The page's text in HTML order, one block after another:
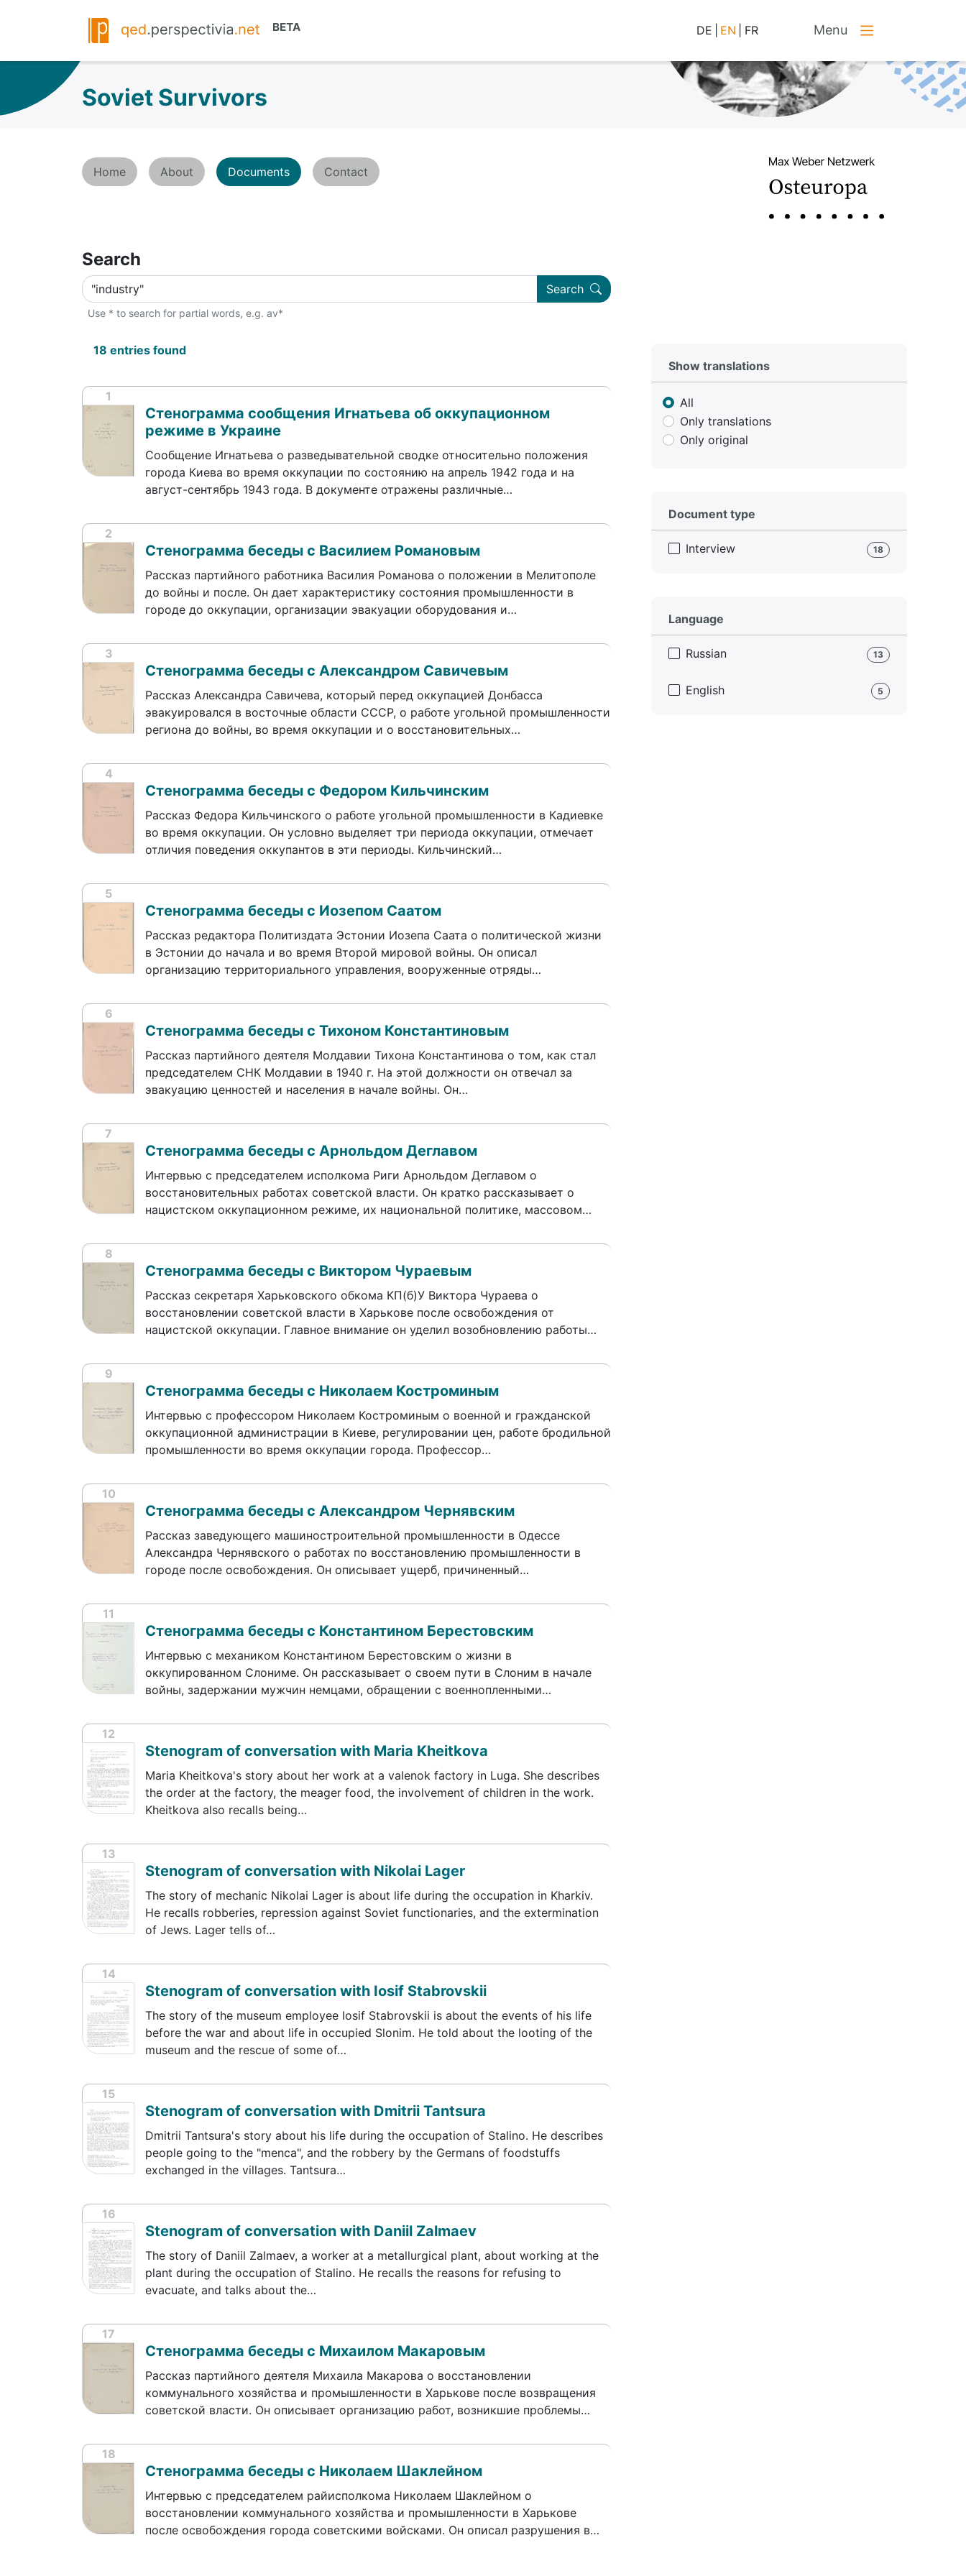
DE EN FR Menu
Soviet Survivors
Home About Documents Contact
Search
Search
Use * to search for partial words, e.g. av*
18 entries found
1
Стенограмма сообщения Игнатьева об оккупационном
режиме в Украине
Сообщение Игнатьева о разведывательной сводке относительно положения
города Киева во время оккупации по состоянию на апрель 1942 года и на
август-сентябрь 1943 года. В документе отражены различные…
2
Стенограмма беседы с Василием Романовым
Рассказ партийного работника Василия Романова о положении в Мелитополе
до войны и после. Он дает характеристику состояния промышленности в
городе до оккупации, организации эвакуации оборудования и…
3
Стенограмма беседы с Александром Савичевым
Рассказ Александра Савичева, который перед оккупацией Донбасса
эвакуировался в восточные области СССР, о работе угольной промышленности
региона до войны, во время оккупации и о восстановительных…
4
Стенограмма беседы с Федором Кильчинским
Рассказ Федора Кильчинского о работе угольной промышленности в Кадиевке
во время оккупации. Он условно выделяет три периода оккупации, отмечает
отличия поведения оккупантов в эти периоды. Кильчинский…
5
Стенограмма беседы с Иозепом Саатом
Рассказ редактора Политиздата Эстонии Иозепа Саата о политической жизни
в Эстонии до начала и во время Второй мировой войны. Он описал
организацию территориального управления, вооруженные отряды…
6
Стенограмма беседы с Тихоном Константиновым
Рассказ партийного деятеля Молдавии Тихона Константинова о том, как стал
председателем СНК Молдавии в 1940 г. На этой должности он отвечал за
эвакуацию ценностей и населения в начале войны. Он…
7
Стенограмма беседы с Арнольдом Деглавом
Интервью с председателем исполкома Риги Арнольдом Деглавом о
восстановительных работах советской власти. Он кратко рассказывает о
нацистском оккупационном режиме, их национальной политике, массовом…
8
Стенограмма беседы с Виктором Чураевым
Рассказ секретаря Харьковского обкома КП(б)У Виктора Чураева о
восстановлении советской власти в Харькове после освобождения от
нацистской оккупации. Главное внимание он уделил возобновлению работы…
9
Стенограмма беседы с Николаем Костроминым
Интервью с профессором Николаем Костроминым о военной и гражданской
оккупационной администрации в Киеве, регулировании цен, работе бродильной
промышленности во время оккупации города. Профессор…
10
Стенограмма беседы с Александром Чернявским
Рассказ заведующего машиностроительной промышленности в Одессе
Александра Чернявского о работах по восстановлению промышленности в
городе после освобождения. Он описывает ущерб, причиненный…
11
Стенограмма беседы с Константином Берестовским
Интервью с механиком Константином Берестовским о жизни в
оккупированном Слониме. Он рассказывает о своем пути в Слоним в начале
войны, задержании мужчин немцами, обращении с военнопленными…
12
Stenogram of conversation with Maria Kheitkova
Maria Kheitkova's story about her work at a valenok factory in Luga. She describes
the order at the factory, the meager food, the involvement of children in the work.
Kheitkova also recalls being…
13
Stenogram of conversation with Nikolai Lager
The story of mechanic Nikolai Lager is about life during the occupation in Kharkiv.
He recalls robberies, repression against Soviet functionaries, and the extermination
of Jews. Lager tells of…
14
Stenogram of conversation with Iosif Stabrovskii
The story of the museum employee Iosif Stabrovskii is about the events of his life
before the war and about life in occupied Slonim. He told about the looting of the
museum and the rescue of some of…
15
Stenogram of conversation with Dmitrii Tantsura
Dmitrii Tantsura's story about his life during the occupation of Stalino. He describes
people going to the "menca", and the robbery by the Germans of foodstuffs
exchanged in the villages. Tantsura…
16
Stenogram of conversation with Daniil Zalmaev
The story of Daniil Zalmaev, a worker at a metallurgical plant, about working at the
plant during the occupation of Stalino. He recalls the reasons for refusing to
evacuate, and talks about the…
17
Стенограмма беседы с Михаилом Макаровым
Рассказ партийного деятеля Михаила Макарова о восстановлении
коммунального хозяйства и промышленности в Харькове после возвращения
советской власти. Он описывает организацию работ, возникшие проблемы…
18
Стенограмма беседы с Николаем Шаклейном
Интервью с председателем райисполкома Николаем Шаклейном о
восстановлении коммунального хозяйства и промышленности в Харькове
после освобождения города советскими войсками. Он описал разрушения в…
Show translations
All
Only translations
Only original
Document type
Interview 18
Language
Russian 13
English 5